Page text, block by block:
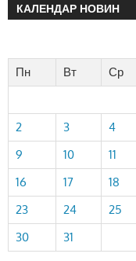
КАЛЕНДАР НОВИН
Пн
Вт Ср
2
3 4
9
10 11
16
17 18
23
24 25
30
31